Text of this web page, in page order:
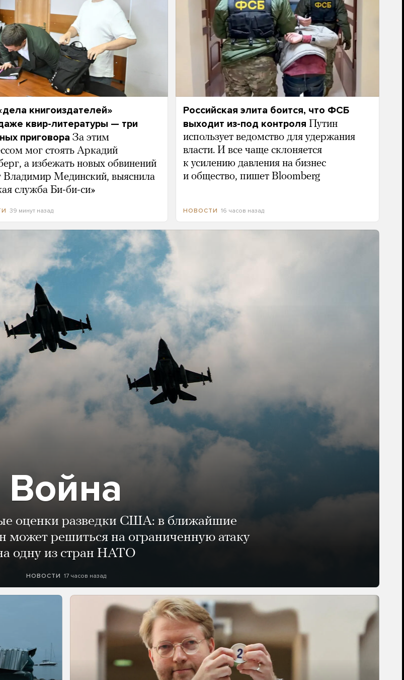
книгоиздателей»
квир-литературы — три
приговора За этим
мог стоять Аркадий
а избежать новых обвинений
Владимир Мединский, выяснила
служба Би-би-си»
39 минут назад
Российская элита боится, что ФСБ
выходит из-под контроля Путин
использует ведомство для удержания
власти. И все чаще склоняется
к усилению давления на бизнес
и общество, пишет Bloomberg
НОВОСТИ 16 часов назад
Война
оценки разведки США: в ближайшие
может решиться на ограниченную атаку
одну из стран НАТО
НОВОСТИ 17 часов назад